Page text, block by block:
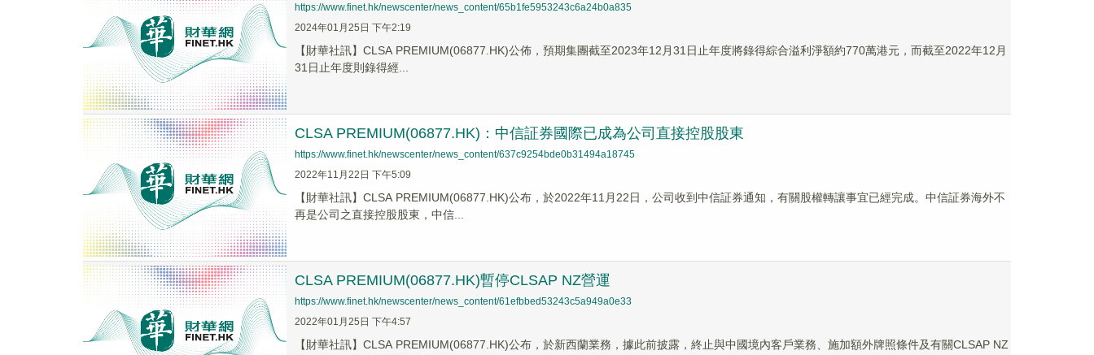
https://www.finet.hk/newscenter/news_content/65b1fe5953243c6a24b0a835
2024年01月25日 下午2:19
【財華社訊】CLSA PREMIUM(06877.HK)公佈，預期集團截至2023年12月31日止年度將錄得綜合溢利淨額約770萬港元，而截至2022年12月
31日止年度則錄得經...
CLSA PREMIUM(06877.HK)：中信証券國際已成為公司直接控股股東
https://www.finet.hk/newscenter/news_content/637c9254bde0b31494a18745
2022年11月22日 下午5:09
【財華社訊】CLSA PREMIUM(06877.HK)公布，於2022年11月22日，公司收到中信証券通知，有關股權轉讓事宜已經完成。中信証券海外不
再是公司之直接控股股東，中信...
CLSA PREMIUM(06877.HK)暫停CLSAP NZ營運
https://www.finet.hk/newscenter/news_content/61efbbed53243c5a949a0e33
2022年01月25日 下午4:57
【財華社訊】CLSA PREMIUM(06877.HK)公布，於新西蘭業務，據此前披露，終止與中國境內客戶業務、施加額外牌照條件及有關CLSAP NZ